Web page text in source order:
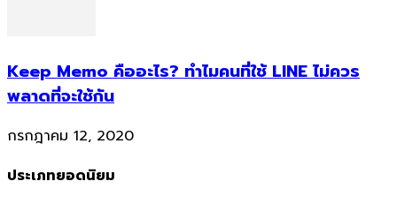
Keep Memo คืออะไร? ทำไมคนที่ใช้ LINE ไม่ควร
พลาดที่จะใช้กัน
กรกฎาคม 12, 2020
ประเภทยอดนิยม